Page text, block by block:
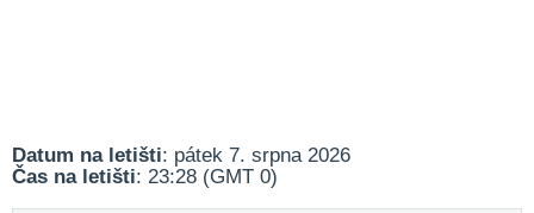
Datum na letišti: pátek 7. srpna 2026
Čas na letišti: 23:28 (GMT 0)